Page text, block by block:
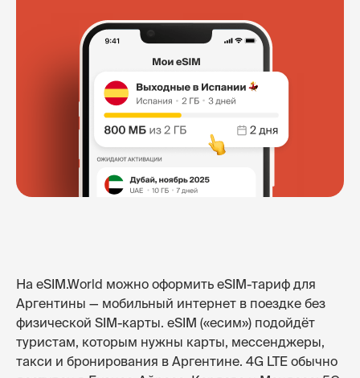
На eSIM.World можно оформить eSIM-тариф для
Аргентины — мобильный интернет в поездке без
физической SIM-карты. eSIM («есим») подойдёт
туристам, которым нужны карты, мессенджеры,
такси и бронирования в Аргентине. 4G LTE обычно